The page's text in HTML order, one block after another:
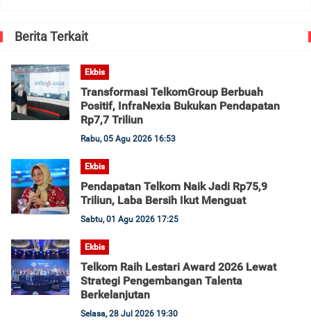
Berita Terkait
Ekbis
Transformasi TelkomGroup Berbuah
Positif, InfraNexia Bukukan Pendapatan
Rp7,7 Triliun
Rabu, 05 Agu 2026 16:53
Ekbis
Pendapatan Telkom Naik Jadi Rp75,9
Triliun, Laba Bersih Ikut Menguat
Sabtu, 01 Agu 2026 17:25
Ekbis
Telkom Raih Lestari Award 2026 Lewat
Strategi Pengembangan Talenta
Berkelanjutan
Selasa, 28 Jul 2026 19:30